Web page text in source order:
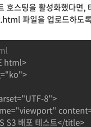
호스팅을 활성화했다면,
파일을 업로드하도
html>
8">
S3 배포 테스트</title>